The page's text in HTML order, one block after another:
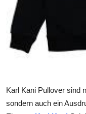
Tech
Real Estate
General
How To
Karl Kani Pullover sind
sondern auch ein